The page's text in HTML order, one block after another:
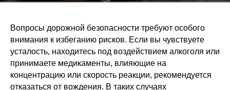
Вопросы дорожной безопасности требуют особого
внимания к избеганию рисков. Если вы чувствуете
усталость, находитесь под воздействием алкоголя или
принимаете медикаменты, влияющие на
концентрацию или скорость реакции, рекомендуется
отказаться от вождения. В таких случаях